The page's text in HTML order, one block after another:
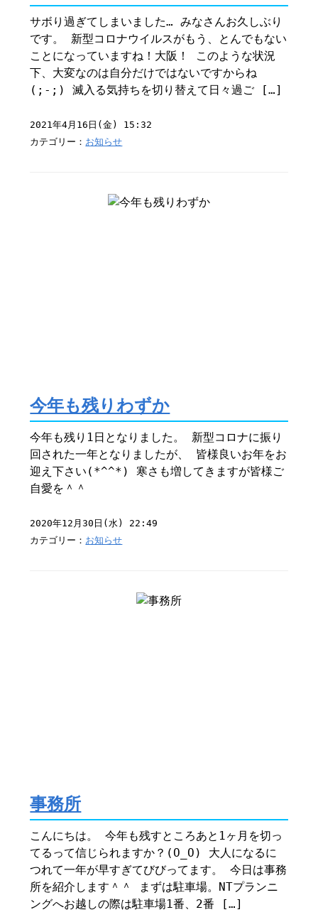
サボり過ぎてしまいました… みなさんお久しぶり
です。 新型コロナウイルスがもう、とんでもない
ことになっていますね！大阪！ このような状況
下、大変なのは自分だけではないですからね
(;-;) 滅入る気持ちを切り替えて日々過ご […]
2021年4月16日(金) 15:32
カテゴリー： お知らせ
今年も残りわずか
今年も残り1日となりました。 新型コロナに振り
回された一年となりましたが、 皆様良いお年をお
迎え下さい(*^^*) 寒さも増してきますが皆様ご
自愛を＾＾
2020年12月30日(水) 22:49
カテゴリー： お知らせ
事務所
こんにちは。 今年も残すところあと1ヶ月を切っ
てるって信じられますか？(O_O) 大人になるに
つれて一年が早すぎてびびってます。 今日は事務
所を紹介します＾＾ まずは駐車場。NTプランニ
ングへお越しの際は駐車場1番、2番 […]